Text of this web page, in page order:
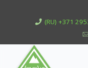
(RU) +371